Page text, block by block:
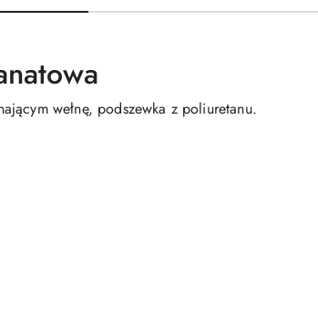
wełnę, podszewka z poliuretanu.